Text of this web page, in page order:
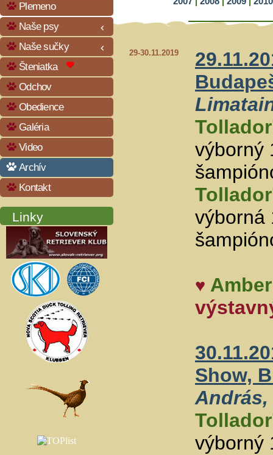
Plemeno
Naše psy
keyboard_arrow_left
Naše sučky keyboard_arrow_left
Šteniatka
Odchov
Obedience
Galéria
Video
Archív
Kontakt
Linky
29-30.11.2019
výborný
výborná
♥ Amber
Show,
András,
výborný